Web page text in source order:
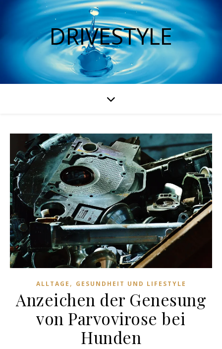
DRIVESTYLE
ALLTAGE , GESUNDHEIT UND LIFESTYLE
Anzeichen der Genesung
von Parvovirose bei
Hunden